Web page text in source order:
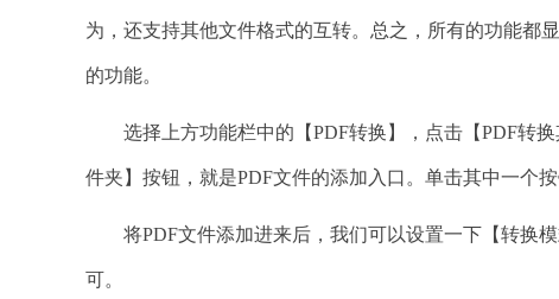
为，还支持其他文件格式的互转。总之，所有的功能都
的功能。
选择上方功能栏中的【PDF转换】，点击【PDF转换
件夹】按钮，就是PDF文件的添加入口。单击其中一个
将PDF文件添加进来后，我们可以设置一下【转换模
可。